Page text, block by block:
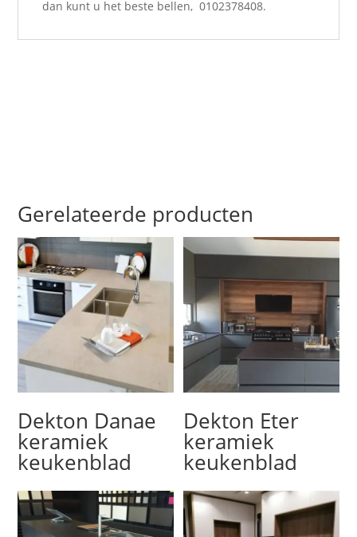
dan kunt u het beste bellen, 0102378408.
Gerelateerde producten
Dekton Danae
keramiek
keukenblad
Dekton Eter
keramiek
keukenblad